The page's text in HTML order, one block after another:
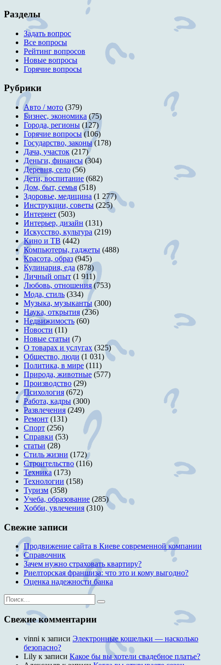
Разделы
Задать вопрос
Все вопросы
Рейтинг вопросов
Новые вопросы
Горячие вопросы
Рубрики
Авто / мото (379)
Бизнес, экономика (75)
Города, регионы (127)
Горячие вопросы(106)
Государство, законы(178)
Дача, участок (217)
Деньги, финансы (304)
Деревня, село (56)
Дети, воспитание (682)
Дом, быт, семья (518)
Здоровье, медицина (1 277)
Инструкции, советы (225)
Интернет (503)
Интерьер, дизайн (131)
Искусство, культура (219)
Кино и ТВ (442)
Компьютеры, гаджеты (488)
Красота, образ (945)
Кулинария, еда (878)
Личный опыт (1 911)
Любовь, отношения(753)
Мода, стиль (334)
Музыка, музыканты (300)
Наука, открытия (236)
Недвижимость (60)
Новости (11)
Новые статьи (7)
О товарах и услугах (325)
Общество, люди (1 031)
Политика, в мире (111)
Природа, животные (577)
Производство (29)
Психология (672)
Работа, кадры (300)
Развлечения (249)
Ремонт (131)
Спорт (256)
Справки (53)
статьи (28)
Стиль жизни (172)
Строительство (116)
Техника (173)
Технологии (158)
Туризм (358)
Учеба, образование (285)
Хобби, увлечения (310)
Свежие записи
Продвижение сайта в Киеве современной компании
Справочник
Зачем нужно страховать квартиру?
Риелторская франшиза: что это и кому выгодно?
Оценка надежности банка
Искать:
Поиск
Свежие комментарии
vinni к записи Электронные кошельки — насколько
безопасно?
Lily к записи Какое бы вы хотели свадебное платье?